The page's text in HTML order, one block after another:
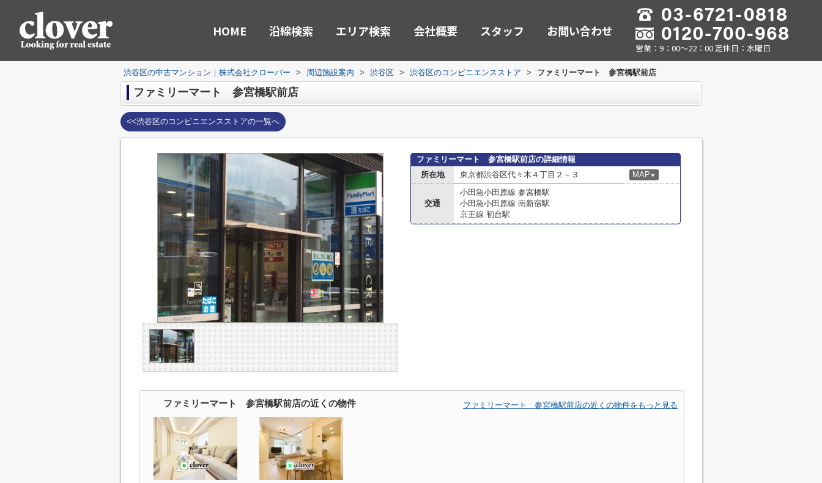
HOME 沿線検索 エリア検索 会社概要 スタッフ お問い合わせ
営業：9：00～22：00 定休日：水曜日
渋谷区の中古マンション｜株式会社クローバー > 周辺施設案内 > 渋谷区 > 渋谷区のコンビニエンスストア > ファミリーマート 参宮橋駅前店
ファミリーマート 参宮橋駅前店
<<渋谷区のコンビニエンスストアの一覧へ
ファミリーマート 参宮橋駅前店の詳細情報
所在地
東京都渋谷区代々木４丁目２－３ MAP ▼
交通
小田急小田原線 参宮橋駅
小田急小田原線 南新宿駅
京王線 初台駅
ファミリーマート 参宮橋駅前店の近くの物件 ファミリーマート 参宮橋駅前店の近くの物件をもっと見る